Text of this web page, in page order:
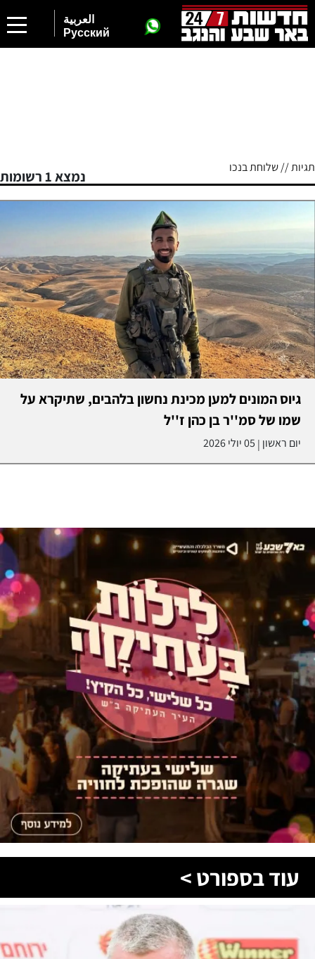
العربية
Русский
תגיות // שלוחת בנכו
נמצא 1 רשומות
גיוס המונים למען מכינת נחשון בלהבים, שתיקרא על
שמו של סמ''ר בן כהן ז''ל
יום ראשון | 05 יולי 2026
עוד בספורט >